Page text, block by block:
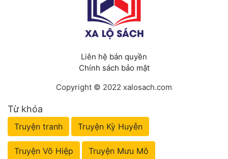
Liên hệ bản quyền
Chính sách bảo mật
Copyright © 2022 xalosach.com
Từ khóa
Truyện tranh Truyện Kỳ Huyễn
Truyện Võ Hiệp Truyện Mưu Mô